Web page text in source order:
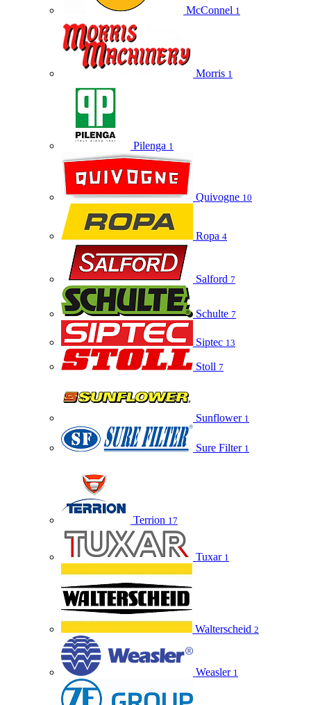
McConnel 1
Morris 1
Pilenga 1
Quivogne 10
Ropa 4
Salford 7
Schulte 7
Siptec 13
Stoll 7
Sunflower 1
Sure Filter 1
Terrion 17
Tuxar 1
Walterscheid 2
Weasler 1